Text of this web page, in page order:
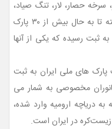
سرخه حصار، لار، تنگ صیاد،
سالوک، توران، بختگان و دنا اشاره کرد. البته تا به حال بیش از ۳۰ پارک
ثبت رسیده که یکی از آنها
سال ۱۳۵۲ در فهرست پارک های ملی ایران به ثبت
مخصوصی به شمار می
دریاچه ارومیه وارد شده،